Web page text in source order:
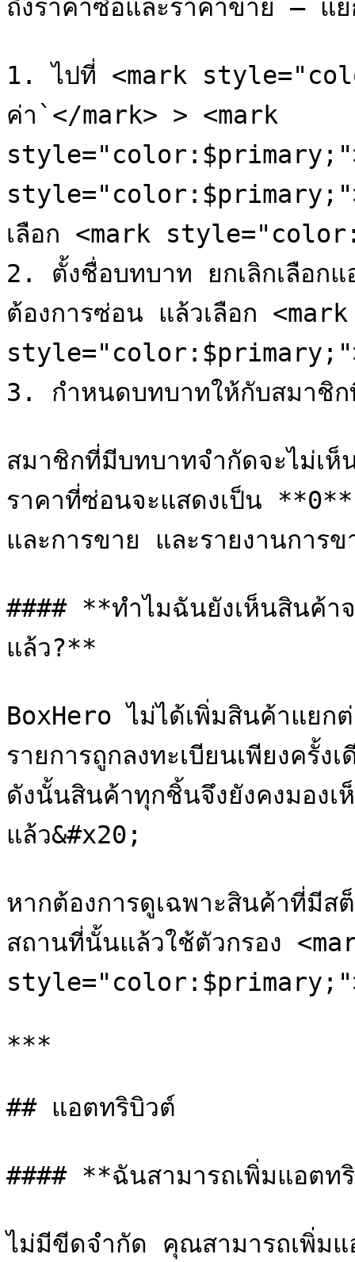
ถึงราคาซื้อและราคาขาย — แ
1. ไปที่ <mark
ค่า`</mark> > <mark
เลือก <mark
2. ตั้งชื่อบทบาท ยกเลิกเลือก
ต้องการซ่อน แล้วเลือก <mark
3. กำหนดบทบาทให้กับสมาชิก
สมาชิกที่มีบทบาทจำกัดจะไม่เ
ราคาที่ซ่อนจะแสดงเป็น
และการขาย และรายงานการข
#### **ทำไมฉันยังเห็นสินค้า
แล้ว?**
BoxHero ไม่ได้เพิ่มสินค้าแยก
รายการถูกลงทะเบียนเพียงครั้
ดังนั้นสินค้าทุกชิ้นจึงยังคงมองเ
แล้ว&#x20;
หากต้องการดูเฉพาะสินค้าที่มีส
สถานที่นั้นแล้วใช้ตัวกรอง
***
## แอตทริบิวต์
#### **ฉันสามารถเพิ่มแอตท
ไม่มีขีดจำกัด คุณสามารถเพิ่มแ